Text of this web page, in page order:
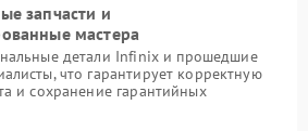
запчасти и
мастера
детали Infinix и прошедшие
что гарантирует корректную
и сохранение гарантийных